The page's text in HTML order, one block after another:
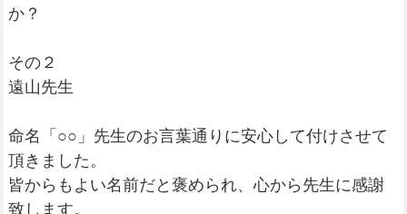
か？
その２
遠山先生
命名「○○」先生のお言葉通りに安心して付けさせて
頂きました。
皆からもよい名前だと褒められ、心から先生に感謝
致します。